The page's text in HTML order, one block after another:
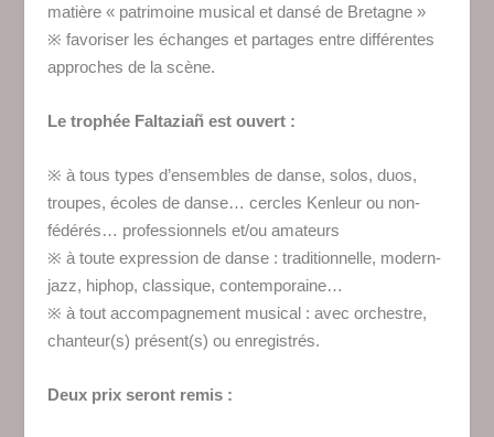
matière « patrimoine musical et dansé de Bretagne »
※ favoriser les échanges et partages entre différentes
approches de la scène.
Le trophée Faltaziañ est ouvert :
※ à tous types d’ensembles de danse, solos, duos,
troupes, écoles de danse… cercles Kenleur ou non-
fédérés… professionnels et/ou amateurs
※ à toute expression de danse : traditionnelle, modern-
jazz, hiphop, classique, contemporaine…
※ à tout accompagnement musical : avec orchestre,
chanteur(s) présent(s) ou enregistrés.
Deux prix seront remis :